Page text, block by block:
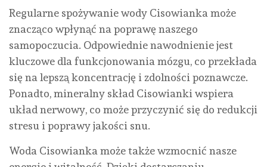
Regularne spożywanie wody Cisowianka może
znacząco wpłynąć na poprawę naszego
samopoczucia. Odpowiednie nawodnienie jest
kluczowe dla funkcjonowania mózgu, co przekłada
się na lepszą koncentrację i zdolności poznawcze.
Ponadto, mineralny skład Cisowianki wspiera
układ nerwowy, co może przyczynić się do redukcji
stresu i poprawy jakości snu.
Woda Cisowianka może także wzmocnić nasze